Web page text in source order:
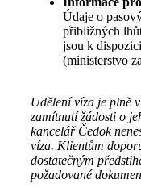
Údaje o
přibližných
jsou k
(ministerstvo
Udělení víza je plně
zamítnutí žádosti o
kancelář Čedok
víza. Klientům
dostatečným
požadované